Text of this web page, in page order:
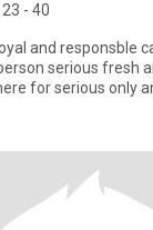
- 40
and responsble
fresh and clean
for serious only